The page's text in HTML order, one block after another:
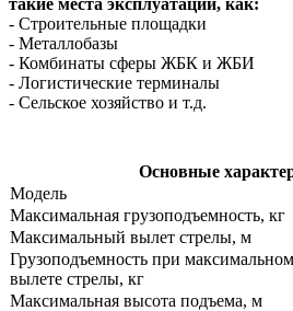
- Строительные площадки
- Металлобазы
- Комбинаты сферы ЖБК и ЖБИ
- Логистические терминалы
- Сельское хозяйство и т.д.
Основные
Модель
Максимальная грузоподъемность, кг
Максимальный вылет стрелы, м
Грузоподъемность при максимальном
вылете стрелы, кг
Максимальная высота подъема, м